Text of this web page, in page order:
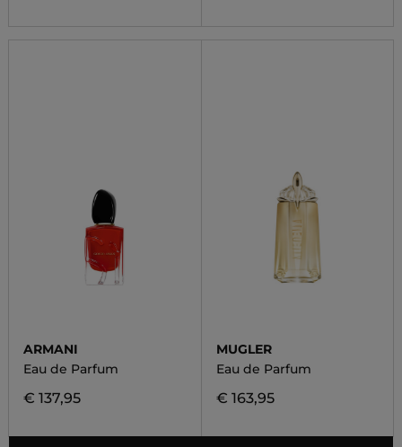
ARMANI
Eau de Parfum
€ 137,95
MUGLER
Eau de Parfum
€ 163,95